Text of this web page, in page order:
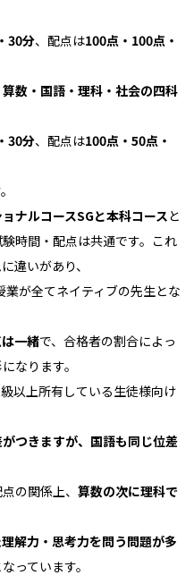
30分、配点は100点・100点・
算数・国語・理科・社会の四科
30分、配点は100点・50点・
ナルコースSGと本科コースと
時間・配点は共通です。これ
違いがあり、
が全てネイティブの先生とな
一緒で、合格者の割合によっ
なります。
以上所有している生徒様向け
つきますが、国語も同じ位差
の関係上、 算数の次に理科で
解力・思考力を問う問題が多
っています。